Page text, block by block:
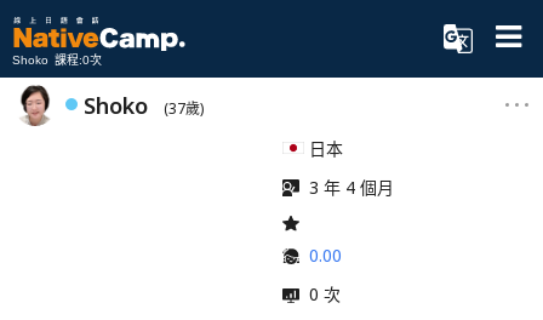
Shoko 課程:0次
Shoko (37歲)
日本
3 年 4 個月
0.00
0 次